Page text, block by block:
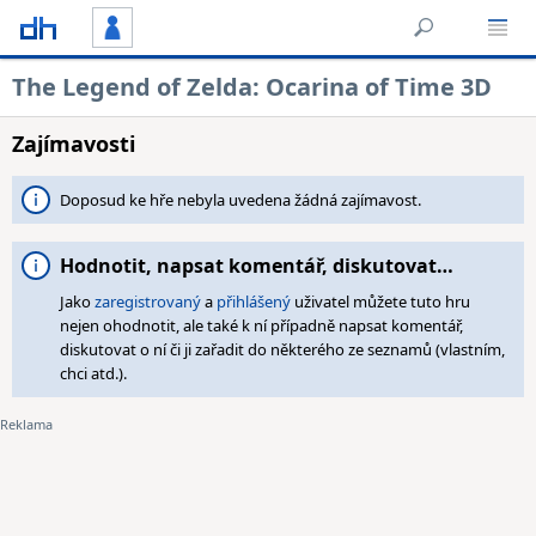
The Legend of Zelda: Ocarina of Time 3D
Zajímavosti
Doposud ke hře nebyla uvedena žádná zajímavost.
Hodnotit, napsat komentář, diskutovat…
Jakozaregistrovanýa přihlášený uživatel můžete tuto hru
nejen ohodnotit, ale také k ní případně napsat komentář,
diskutovat o ní či ji zařadit do některého ze seznamů (vlastním,
chci atd.).